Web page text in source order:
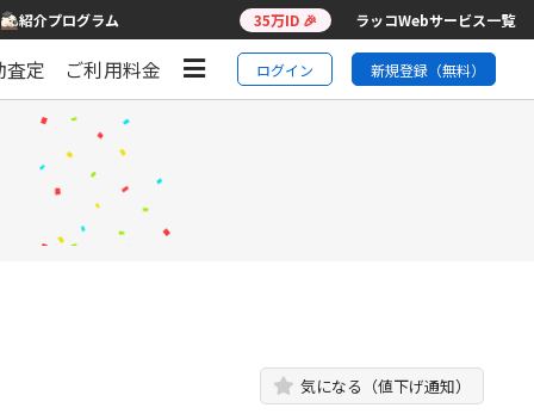
紹介プログラム 35万ID 🎉 ラッコWebサービス一覧
査定 ご利用料金 ログイン 新規登録（無料）
気になる（値下げ通知）